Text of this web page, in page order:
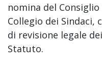
nomina del
Collegio dei
di revisione legale
Statuto.